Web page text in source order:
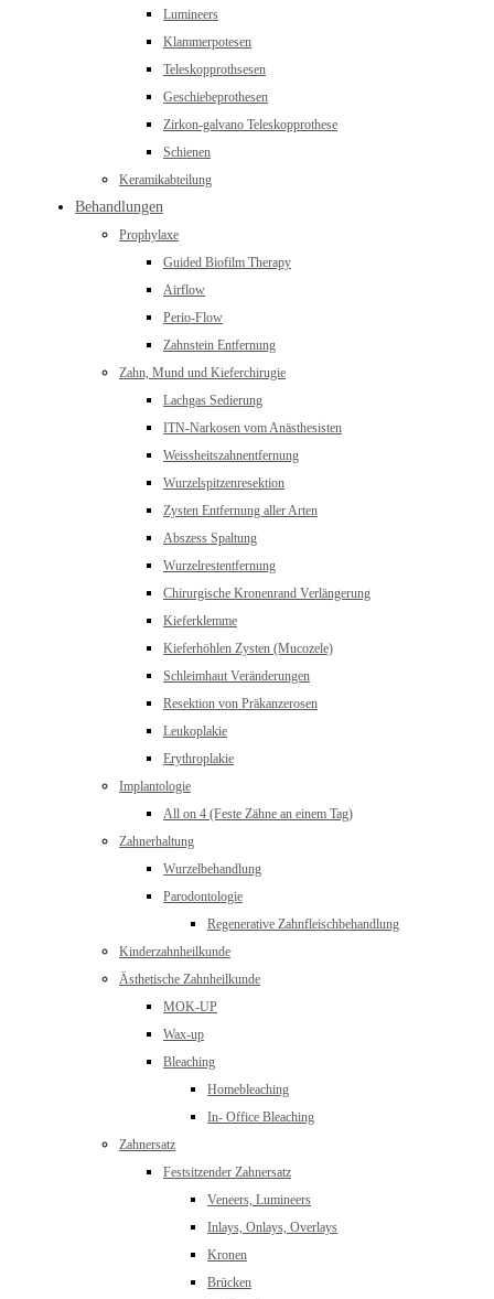
Lumineers
Klammerpotesen
Teleskopprothsesen
Geschiebeprothesen
Zirkon-galvano Teleskopprothese
Schienen
Keramikabteilung
Behandlungen
Prophylaxe
Guided Biofilm Therapy
Airflow
Perio-Flow
Zahnstein Entfernung
Zahn, Mund und Kieferchirugie
Lachgas Sedierung
ITN-Narkosen vom Anästhesisten
Weissheitszahnentfernung
Wurzelspitzenresektion
Zysten Entfernung aller Arten
Abszess Spaltung
Wurzelrestentfernung
Chirurgische Kronenrand Verlängerung
Kieferklemme
Kieferhöhlen Zysten (Mucozele)
Schleimhaut Veränderungen
Resektion von Präkanzerosen
Leukoplakie
Erythroplakie
Implantologie
All on 4 (Feste Zähne an einem Tag)
Zahnerhaltung
Wurzelbehandlung
Parodontologie
Regenerative Zahnfleischbehandlung
Kinderzahnheilkunde
Ästhetische Zahnheilkunde
MOK-UP
Wax-up
Bleaching
Homebleaching
In- Office Bleaching
Zahnersatz
Festsitzender Zahnersatz
Veneers, Lumineers
Inlays, Onlays, Overlays
Kronen
Brücken